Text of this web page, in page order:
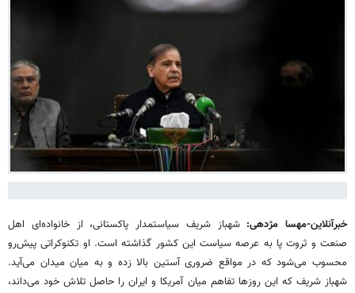
خبرآنلاین-مهسا مژدهی:شهباز شریف سیاستمدار پاکستانی، از خانواده‌ای اهل
صنعت و ثروت پا به عرصه سیاست این کشور گذاشته است. او تکنوکراتی پیش‌رو
محسوب می‌شود که در مواقع ضروری آستین بالا زده و به میان میدان می‌آید.
شهباز شریف که این روزها تفاهم میان آمریکا و ایران را حاصل تلاش خود می‌داند،